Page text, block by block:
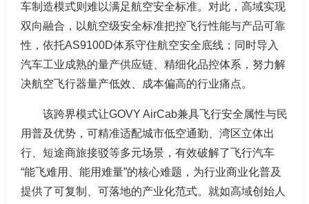
车制造模式则难以满足航空安全标准。对此，高域实现
双向融合，以航空级安全标准把控飞行性能与产品可靠
性，依托AS9100D体系守住航空安全底线；同时导入
汽车工业成熟的量产供应链、精细化品控体系，努力解
决航空飞行器量产低效、成本偏高的行业痛点。
该跨界模式让GOVY AirCab兼具飞行安全属性与民
用普及优势，可精准适配城市低空通勤、湾区立体出
行、短途商旅接驳等多元场景，有效破解了飞行汽车
“能飞难用、能用难量”的核心难题，为行业商业化普及
提供了可复制、可落地的产业化范式。就如高域创始人